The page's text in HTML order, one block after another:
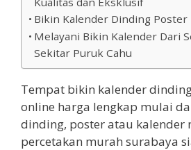
Bikin Kalender Dinding Poster
Melayani Bikin Kalender Dari
Sekitar Puruk Cahu
Tempat bikin kalender
online harga lengkap mulai
dinding, poster atau kalender
percetakan murah surabaya